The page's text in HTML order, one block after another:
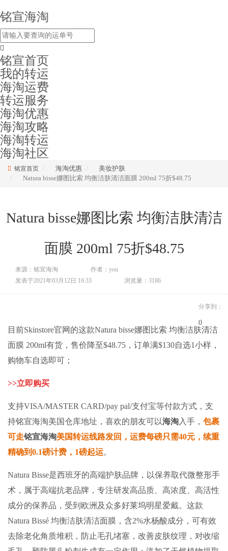
铭宣海淘
铭宣首页
我的转运
海淘运费
转运服务
海淘优惠
海淘攻略
海淘转运
海淘社区
铭宣首页 海淘优惠
美妆护肤
Natura bisse娜图比索 均衡洁肤清洁面膜 200ml 75折$48.75
Natura bisse娜图比索 均衡洁肤清洁
面膜 200ml 75折$48.75
来源：铭宣海淘
作者：you
发表于2021年03月12日 16:33
浏览量：3186
分享到：
0
目前Skinstore官网的这款Natura bisse娜图比索 均衡洁肤清洁
面膜 200ml有货，售价降至$48.75，订单满$130自选1小样，
购物车自选即可；
>>立即购买
支持VISA/MASTER CARD/pay pal/支付宝等付款方式， 支
持铭宣海淘美国仓库地址， 喜欢的朋友可以海淘入手， 包裹
可走铭宣海淘美国转运线路发回，运费每磅只需40元，续重
精确到0.1磅计费，1磅起运。
Natura Bisse是西班牙的高端护肤品牌，以保养取代微整形手
术，属于高端抗老品牌，专注研发高品质、高浓度、高活性
成分的保养品，受到欧洲及众多好莱坞明星爱戴。这款
Natura Bissé 均衡洁肤清洁面膜，含2%水杨酸成分，可有效
去除老化角质堆积，防止毛孔堵塞，改善皮肤纹理，对收缩